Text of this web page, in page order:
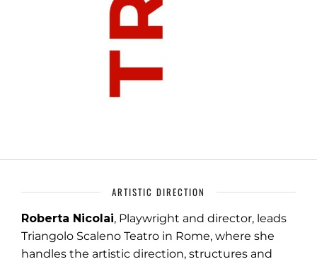
ARTISTIC DIRECTION
Roberta Nicolai, Playwright and director, leads
Triangolo Scaleno Teatro in Rome, where she
handles the artistic direction, structures and